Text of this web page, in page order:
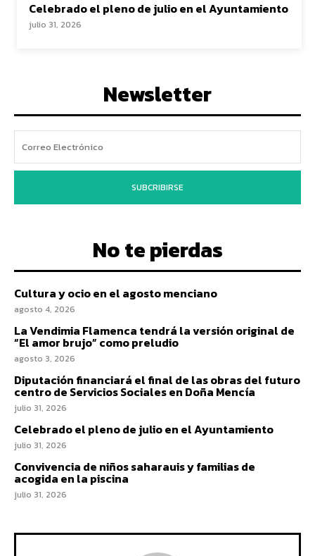
Celebrado el pleno de julio en el Ayuntamiento
julio 31, 2026
Newsletter
SUBCRIBIRSE
No te pierdas
Cultura y ocio en el agosto menciano
agosto 4, 2026
La Vendimia Flamenca tendrá la versión original de
“El amor brujo” como preludio
agosto 3, 2026
Diputación financiará el final de las obras del futuro
centro de Servicios Sociales en Doña Mencía
julio 31, 2026
Celebrado el pleno de julio en el Ayuntamiento
julio 31, 2026
Convivencia de niños saharauis y familias de
acogida en la piscina
julio 31, 2026